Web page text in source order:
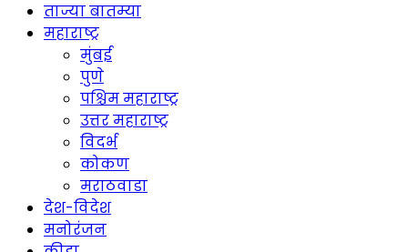
ताज्या बातम्या
महाराष्ट्र
मुंबई
पुणे
पश्चिम महाराष्ट्र
उत्तर महाराष्ट्र
विदर्भ
कोकण
मराठवाडा
देश-विदेश
मनोरंजन